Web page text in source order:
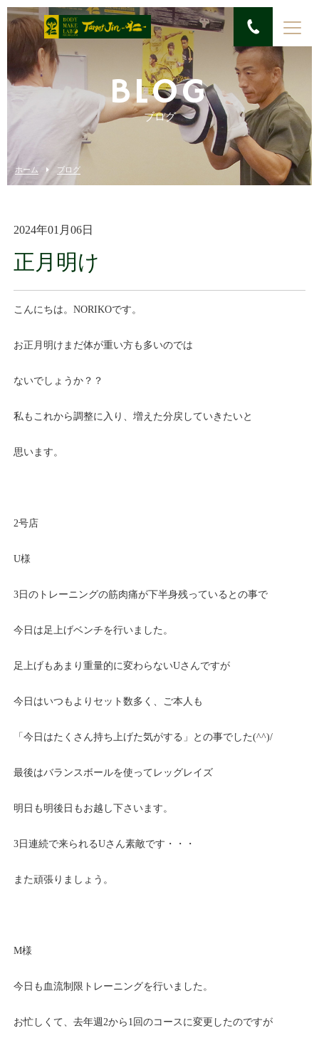
BLOG
ブログ
ホーム ブログ
2024年01月06日
正月明け
こんにちは。NORIKOです。
お正月明けまだ体が重い方も多いのでは
ないでしょうか？？
私もこれから調整に入り、増えた分戻していきたいと
思います。
2号店
U様
3日のトレーニングの筋肉痛が下半身残っているとの事で
今日は足上げベンチを行いました。
足上げもあまり重量的に変わらないUさんですが
今日はいつもよりセット数多く、ご本人も
「今日はたくさん持ち上げた気がする」との事でした(^^)/
最後はバランスボールを使ってレッグレイズ
明日も明後日もお越し下さいます。
3日連続で来られるUさん素敵です・・・
また頑張りましょう。
M様
今日も血流制限トレーニングを行いました。
お忙しくて、去年週2から1回のコースに変更したのですが